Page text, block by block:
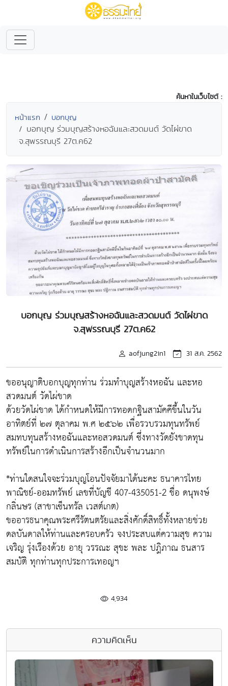
ค้นหาในเว็บไซต์ :
หน้าแรก บอกบุญ
บอกบุญ ร่วมบุญสร้างหอฉันและสวดมนต์ วัดไผ่ขาด
จ.สุพรรณบุรี 27ต.ค62
บอกบุญ ร่วมบุญสร้างหอฉันและสวดมนต์ วัดไผ่ขาด
จ.สุพรรณบุรี 27ต.ค62
aofjung2in1 31 ส.ค. 2562
ขออนุญาติบอกบุญทุกท่าน ร่วมทำบุญสร้างหอฉัน และหอ
สวดมนต์ วัดไผ่ขาด
ด้วยวัดไผ่ขาด ได้กำหนดให้มีการทอดกฐินสามัคคีขึ้นในวัน
อาทิตย์ที่ ๒๗ ตุลาคม พ.ศ ๒๕๖๒ เพื่อรวบรวมทุนทรัพย์
สมทบทุนสร้างหอฉันและหอสวดมนต์ ซึ่งทางวัดยังขาดทุน
ทรัพย์ในการดำเนินการสร้างอีกเป็นจำนวนมาก
*ท่านใดสนใจจะร่วมบุญโอนปัจจัยมาได้นะคะ ธนาคารไทย
พาณิชย์-ออมทรัพย์ เลขที่บัญชี 407-435051-2 ชื่อ ดนุพงษ์
กลิ่นษร (สาขาเซ็นทรัล เวสต์เกต)
ขออารธนาคุณพระศรีรัตนตรัยและสิ่งศักดิ์สิทธิ์ทั้งหลายช่วย
ดลบันดาลให้ท่านและครอบครัว จงประสบแต่ความสุข ความ
เจริญ รุ่งเรืองด้วย อายุ วรรณะ สุขะ พละ ปฎิภาณ ธนสาร
สมบัติ ทุกท่านทุกประการเทอญฯ
4,934
ความคิดเห็น